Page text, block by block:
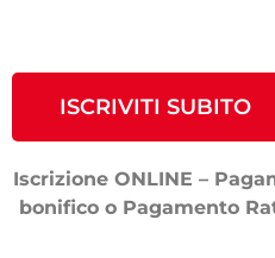
ISCRIVITI SUBITO
Iscrizione ONLINE –
bonifico o Pagamento